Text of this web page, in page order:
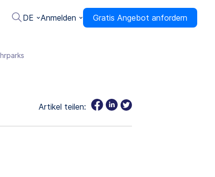
DE Anmelden Gratis Angebot anfordern
Artikel teilen: